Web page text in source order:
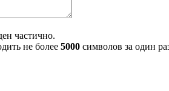
частично.
не более 5000 символов за один